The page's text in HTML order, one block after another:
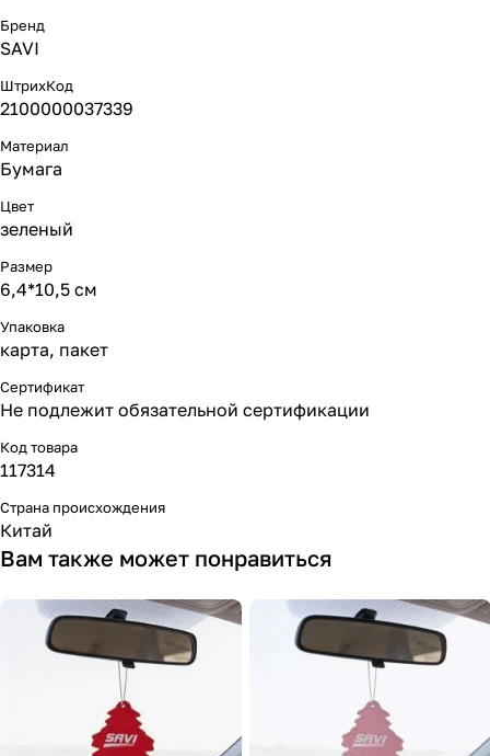
Бренд
SAVI
ШтрихКод
2100000037339
Материал
Бумага
Цвет
зеленый
Размер
6,4*10,5 см
Упаковка
карта, пакет
Сертификат
Не подлежит обязательной сертификации
Код товара
117314
Страна происхождения
Китай
Вам также может понравиться